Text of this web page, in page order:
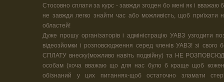
Стосовно сплати за курс - завжди згоден бо мені як і вважаю
не завжди легко знайти час або можливість, щоб приїхати
областей!
Дуже прошу організаторів і адміністрацію УАВЗ узгодити
відеозйомки і розповсюдження серед членів УАВЗ! зі
СПЛАТУ внеску(можливо навіть подвійну) та НЕ
особам (хоча вважаю що для нас було б краще щоб кожен
обізнаний у цих питаннях-щоб остаточно зламати